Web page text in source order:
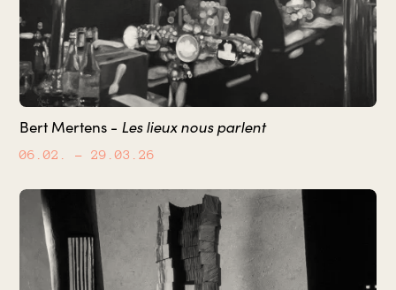
Bert Mertens - Les lieux nous parlent
06.02. – 29.03.26